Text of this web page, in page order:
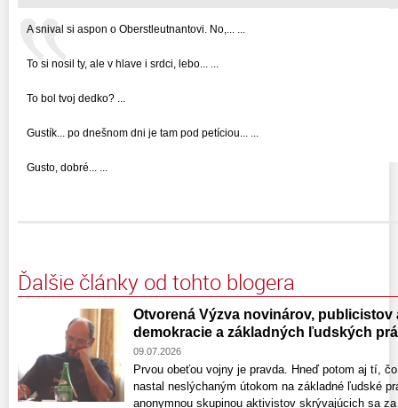
A snival si aspon o Oberstleutnantovi. No,... ...
To si nosil ty, ale v hlave i srdci, lebo... ...
To bol tvoj dedko? ...
Gustík... po dnešnom dni je tam pod petíciou... ...
Gusto, dobré... ...
Ďalšie články od tohto blogera
Otvorená Výzva novinárov, publicistov
demokracie a základných ľudských
09.07.2026
Prvou obeťou vojny je pravda. Hneď potom aj tí,
nastal neslýchaným útokom na základné ľudské
anonymnou skupinou aktivistov skrývajúcich sa